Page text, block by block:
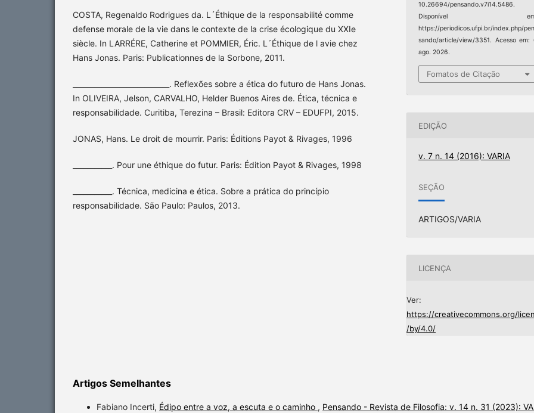
COSTA, Regenaldo Rodrigues da. L´Éthique de la responsabilité comme
defense morale de la vie dans le contexte de la crise écologique du XXIe
siècle. In LARRÉRE, Catherine et POMMIER, Éric. L´Éthique de l avie chez
Hans Jonas. Paris: Publicationnes de la Sorbone, 2011.
___________________________. Reflexões sobre a ética do futuro de Hans Jonas.
In OLIVEIRA, Jelson, CARVALHO, Helder Buenos Aires de. Ética, técnica e
responsabilidade. Curitiba, Terezina – Brasil: Editora CRV – EDUFPI, 2015.
JONAS, Hans. Le droit de mourrir. Paris: Éditions Payot & Rivages, 1996
___________. Pour une éthique do futur. Paris: Édition Payot & Rivages, 1998
___________. Técnica, medicina e ética. Sobre a prática do princípio
responsabilidade. São Paulo: Paulos, 2013.
10.26694/pensando.v7i14.5486.
Disponível
https://periodicos.ufpi.br/index.php/pen
sando/article/view/3351. Acesso em:
ago. 2026.
Fomatos de Citação
EDIÇÃO
v. 7 n. 14 (2016): VARIA
SEÇÃO
ARTIGOS/VARIA
LICENÇA
Ver:
https://creativecommons.org/
/by/4.0/
Artigos Semelhantes
Fabiano Incerti, Édipo entre a voz, a escuta e o caminho , Pensando - Revista de Filosofia: v. 14 n. 31 (2023):